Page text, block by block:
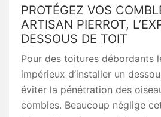
PROTÉGEZ VOS
ARTISAN PIERROT,
DESSOUS DE TOIT
Pour des toitures débordants
impérieux d’installer un
éviter la pénétration des
combles. Beaucoup néglige